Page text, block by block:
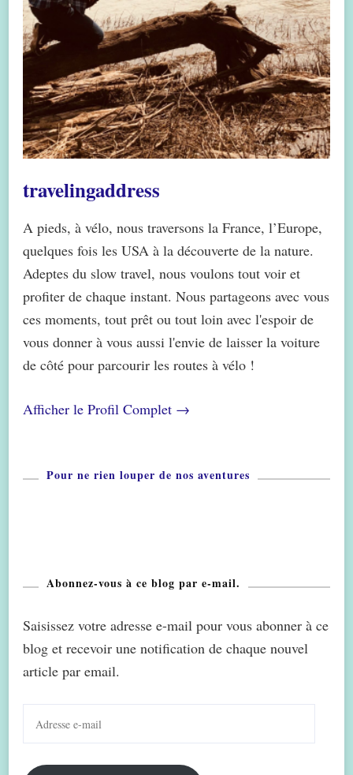
travelingaddress
A pieds, à vélo, nous traversons la France, l’Europe,
quelques fois les USA à la découverte de la nature.
Adeptes du slow travel, nous voulons tout voir et
profiter de chaque instant. Nous partageons avec vous
ces moments, tout prêt ou tout loin avec l'espoir de
vous donner à vous aussi l'envie de laisser la voiture
de côté pour parcourir les routes à vélo !
Afficher le Profil Complet →
Pour ne rien louper de nos aventures
Abonnez-vous à ce blog par e-mail.
Saisissez votre adresse e-mail pour vous abonner à ce
blog et recevoir une notification de chaque nouvel
article par email.
mail